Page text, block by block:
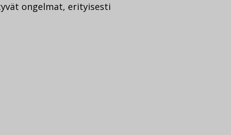
ongelmat, erityisesti